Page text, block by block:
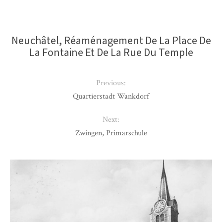
Neuchâtel, Réaménagement De La Place De
La Fontaine Et De La Rue Du Temple
Previous:
Quartierstadt Wankdorf
Next:
Zwingen, Primarschule